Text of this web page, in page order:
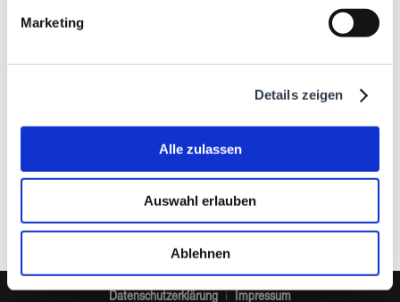
Marketing
Details zeigen
Alle zulassen
Auswahl erlauben
Ablehnen
►Groß- und Außenhandelskauffrau/mann
Datenschutzerklärungi Impressum